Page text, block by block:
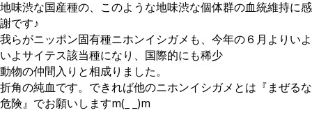
地味渋な国産種の、このような地味渋な個体群の血統維持に感
謝です♪
我らがニッポン固有種ニホンイシガメも、今年の６月よりいよ
いよサイテス該当種になり、国際的にも稀少
動物の仲間入りと相成りました。
折角の純血です。できれば他のニホンイシガメとは『まぜるな
危険』でお願いしますm(_ _)m